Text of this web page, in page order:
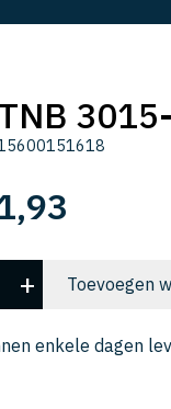
+ Toevoegen
enkele dagen